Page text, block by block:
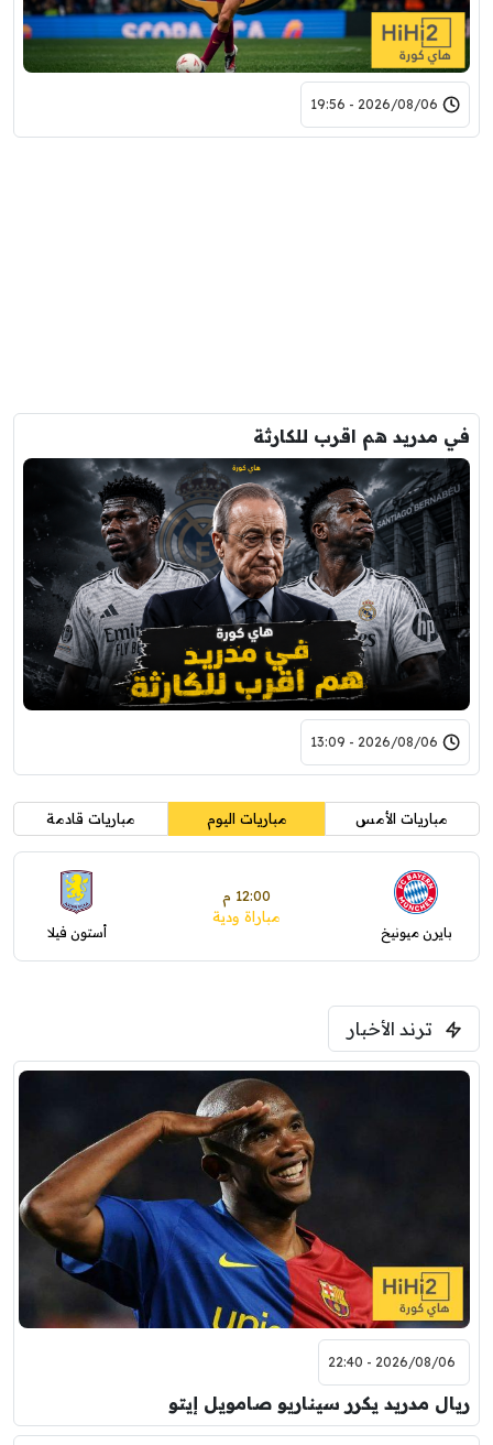
2026/08/06 - 19:56
في مدريد هم اقرب للكارثة
2026/08/06 - 13:09
مباريات الأمس مباريات اليوم مباريات قادمة
بايرن ميونيخ
12:00 م
مباراة ودية
أستون فيلا
ترند الأخبار
2026/08/06 - 22:40
ريال مدريد يكرر سيناريو صامويل إيتو